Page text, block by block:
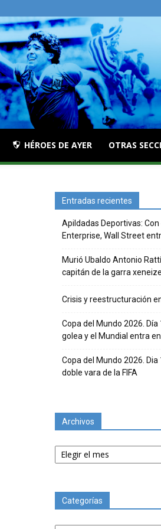
HÉROES DE AYER OTRAS
Entradas recientes
Apildadas Deportivas: Con
Enterprise, Wall Street
Murió Ubaldo Antonio
capitán de la garra xeneize
Crisis y reestructuración
Copa del Mundo 2026. Día
golea y el Mundial entra
Copa del Mundo 2026. Dia
doble vara de la FIFA
Archivos
Archivos
Categorías
Categorías